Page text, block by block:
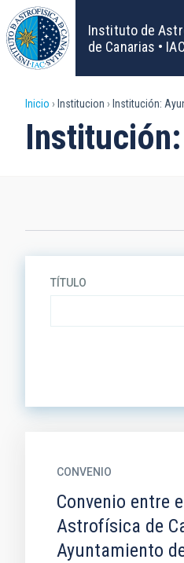
Pasar
al
contenido
principal
Instituto de
de Canarias • IAC
Sobrescribir
enlaces
a
navegación
Inicio Institucion Institución:
TÍTULO
CONVENIO
Convenio entre
Astrofísica de
Ayuntamiento